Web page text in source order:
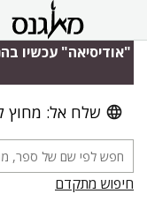
"אודיסיאה" עכשיו
שלח אל: מחוץ
חיפוש מתקדם